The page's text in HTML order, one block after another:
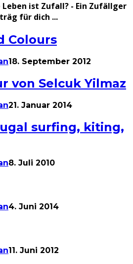
Leben ist Zufall? - Ein Zufällger
für dich ...
Colours
18. September 2012
von Selcuk Yilmaz
21. Januar 2014
surfing, kiting,
8. Juli 2010
4. Juni 2014
11. Juni 2012